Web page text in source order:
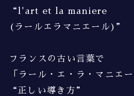
“l'art et la maniere
(ラールエラマニエール)”
フランスの古い言葉で
「ラール・エ・ラ・マニエ
“正しい導き方”